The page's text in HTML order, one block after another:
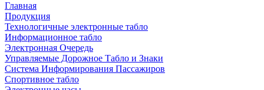
Главная
Продукция
Технологичные электронные табло
Информационное табло
Электронная Очередь
Управляемые Дорожное Табло и Знаки
Система Информирования Пассажиров
Спортивное табло